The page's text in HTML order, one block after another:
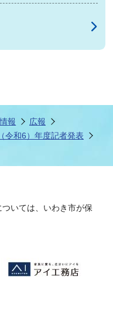
報
広報
令和6）年度記者発表
いては、いわき市が保